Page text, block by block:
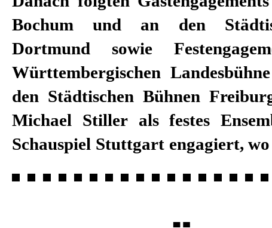
Bochum und an den
Dortmund sowie
Württembergischen
den Städtischen Bühnen
Michael Stiller als festes
Schauspiel Stuttgart engagiert,
Bieito, David Bösch
zusammenarbeitete. Darüber
Michael Stiller regelmäßig
Hörspiele und als